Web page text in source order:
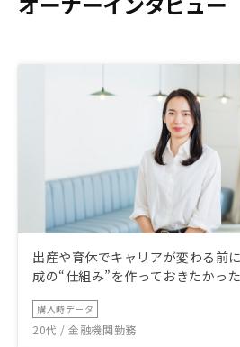
出産や育休でキャリアが変わる前
成の“仕組み”を作っておきたかった
購入時データ
20代 / 金融機関勤務